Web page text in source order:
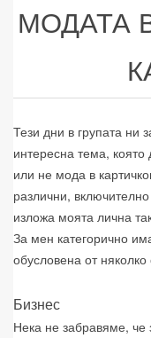
МОДАТА
Тези дни в групата ни
интересна тема,
или не мода в
различни,
изложа моята лична
За мен категорично
обусловена от
Бизнес
Нека не забравяме, че